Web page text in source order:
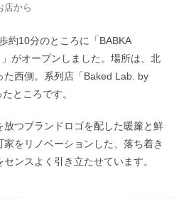
から
約10分のところに「BABKA
がオープンしました。場所は、北
た西側。系列店「Baked Lab. by
ところです。
つブランドロゴを配した暖簾と鮮
をリノベーションした、落ち着き
ンスよく引き立たせています。